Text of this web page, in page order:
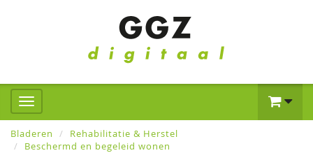
Bladeren
Rehabilitatie & Herstel
Beschermd en begeleid wonen